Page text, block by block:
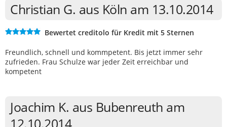
Christian G. aus Köln am 13.10.2014
Bewertet creditolo für Kredit mit 5 Sternen
Freundlich, schnell und kommpetent. Bis jetzt immer sehr
zufrieden. Frau Schulze war jeder Zeit erreichbar und
kompetent
Joachim K. aus Bubenreuth am
12.10.2014